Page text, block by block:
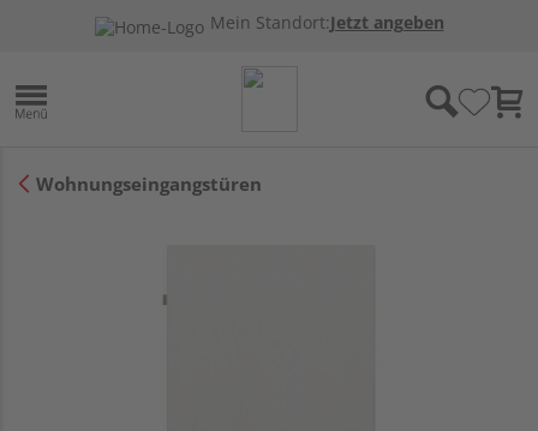
Mein Standort:Jetzt angeben
Wohnungseingangstüren